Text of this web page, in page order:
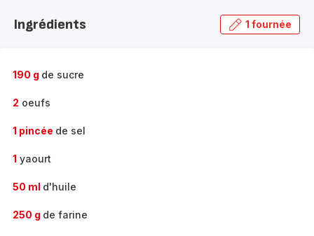
gamme
Ingrédients 1 fournée
190 g de sucre
2 oeufs
1 pincée de sel
1 yaourt
50 ml d'huile
250 g de farine